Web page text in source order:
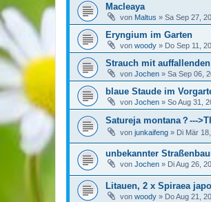
Macleaya
von Maltus » Sa Sep 27,
Eryngium im Garten
von woody » Do Sep 11,
Strauch mit
von Jochen » Sa Sep 06,
blaue Staude im
von Jochen » So Aug 31,
Satureja montana？---
von junkaifeng » Di Mär
unbekannter
von Jochen » Di Aug 26,
Litauen, 2 x Spiraea
von woody » Do Aug 21,